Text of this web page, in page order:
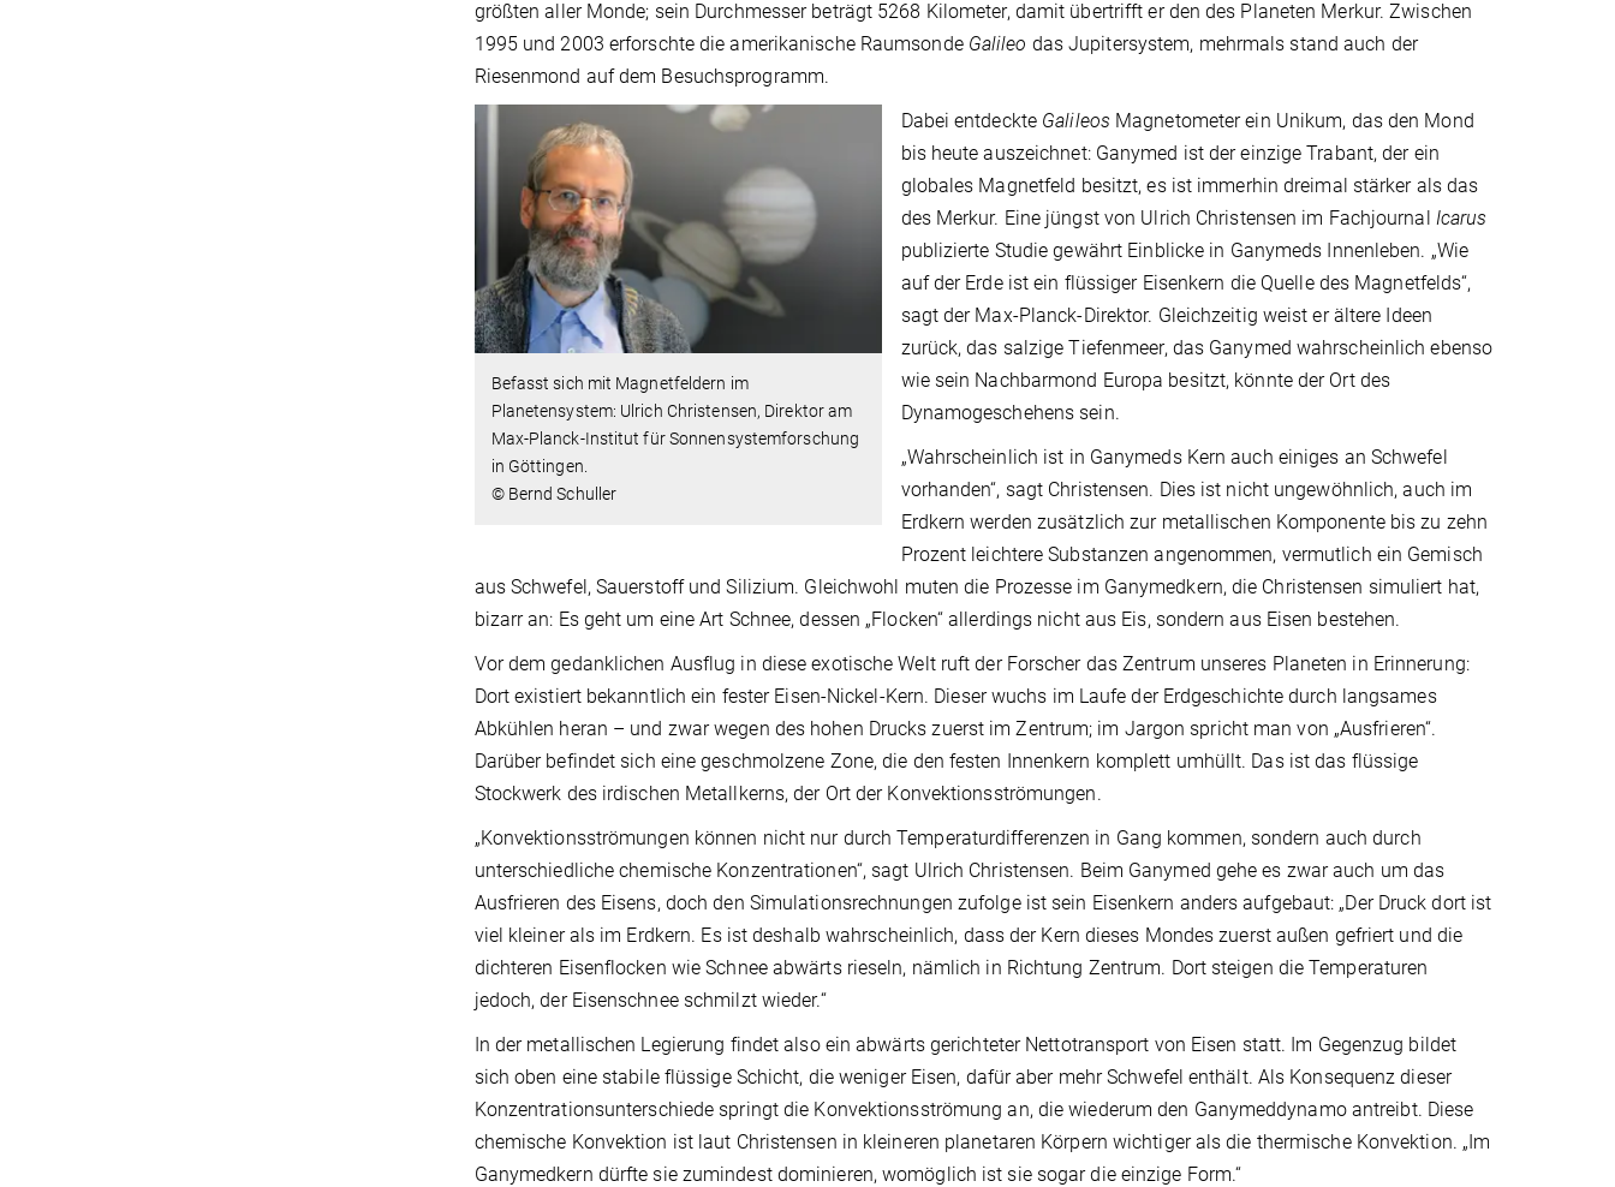
größten aller Monde; sein Durchmesser beträgt 5268 Kilometer, damit übertrifft er den des Planeten Merkur. Zwischen
1995 und 2003 erforschte die amerikanische Raumsonde Galileo das Jupitersystem, mehrmals stand auch der
Riesenmond auf dem Besuchsprogramm.
Befasst sich mit Magnetfeldern im
Planetensystem: Ulrich Christensen, Direktor am
Max-Planck-Institut für Sonnensystemforschung
in Göttingen.
© Bernd Schuller
Dabei entdeckte Galileos Magnetometer ein Unikum, das den Mond
bis heute auszeichnet: Ganymed ist der einzige Trabant, der ein
globales Magnetfeld besitzt, es ist immerhin dreimal stärker als das
des Merkur. Eine jüngst von Ulrich Christensen im Fachjournal Icarus
publizierte Studie gewährt Einblicke in Ganymeds Innenleben. „Wie
auf der Erde ist ein flüssiger Eisenkern die Quelle des Magnetfelds“,
sagt der Max-Planck-Direktor. Gleichzeitig weist er ältere Ideen
zurück, das salzige Tiefenmeer, das Ganymed wahrscheinlich ebenso
wie sein Nachbarmond Europa besitzt, könnte der Ort des
Dynamogeschehens sein.
„Wahrscheinlich ist in Ganymeds Kern auch einiges an Schwefel
vorhanden“, sagt Christensen. Dies ist nicht ungewöhnlich, auch im
Erdkern werden zusätzlich zur metallischen Komponente bis zu zehn
Prozent leichtere Substanzen angenommen, vermutlich ein Gemisch
aus Schwefel, Sauerstoff und Silizium. Gleichwohl muten die Prozesse im Ganymedkern, die Christensen simuliert hat,
bizarr an: Es geht um eine Art Schnee, dessen „Flocken“ allerdings nicht aus Eis, sondern aus Eisen bestehen.
Vor dem gedanklichen Ausflug in diese exotische Welt ruft der Forscher das Zentrum unseres Planeten in Erinnerung:
Dort existiert bekanntlich ein fester Eisen-Nickel-Kern. Dieser wuchs im Laufe der Erdgeschichte durch langsames
Abkühlen heran – und zwar wegen des hohen Drucks zuerst im Zentrum; im Jargon spricht man von „Ausfrieren“.
Darüber befindet sich eine geschmolzene Zone, die den festen Innenkern komplett umhüllt. Das ist das flüssige
Stockwerk des irdischen Metallkerns, der Ort der Konvektionsströmungen.
„Konvektionsströmungen können nicht nur durch Temperaturdifferenzen in Gang kommen, sondern auch durch
unterschiedliche chemische Konzentrationen“, sagt Ulrich Christensen. Beim Ganymed gehe es zwar auch um das
Ausfrieren des Eisens, doch den Simulationsrechnungen zufolge ist sein Eisenkern anders aufgebaut: „Der Druck dort ist
viel kleiner als im Erdkern. Es ist deshalb wahrscheinlich, dass der Kern dieses Mondes zuerst außen gefriert und die
dichteren Eisenflocken wie Schnee abwärts rieseln, nämlich in Richtung Zentrum. Dort steigen die Temperaturen
jedoch, der Eisenschnee schmilzt wieder.“
In der metallischen Legierung findet also ein abwärts gerichteter Nettotransport von Eisen statt. Im Gegenzug bildet
sich oben eine stabile flüssige Schicht, die weniger Eisen, dafür aber mehr Schwefel enthält. Als Konsequenz dieser
Konzentrationsunterschiede springt die Konvektionsströmung an, die wiederum den Ganymeddynamo antreibt. Diese
chemische Konvektion ist laut Christensen in kleineren planetaren Körpern wichtiger als die thermische Konvektion. „Im
Ganymedkern dürfte sie zumindest dominieren, womöglich ist sie sogar die einzige Form.“